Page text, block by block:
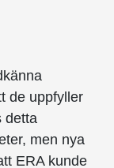
de uppfyller
detta
men nya
ERA kunde